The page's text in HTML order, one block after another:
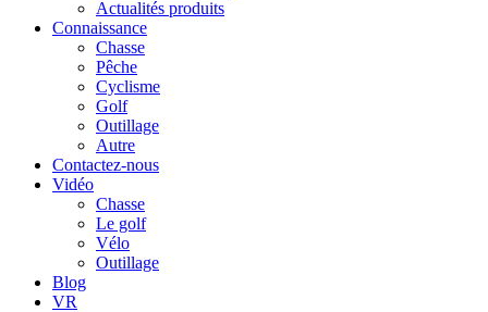
Actualités produits
Connaissance
Chasse
Pêche
Cyclisme
Golf
Outillage
Autre
Contactez-nous
Vidéo
Chasse
Le golf
Vélo
Outillage
Blog
VR